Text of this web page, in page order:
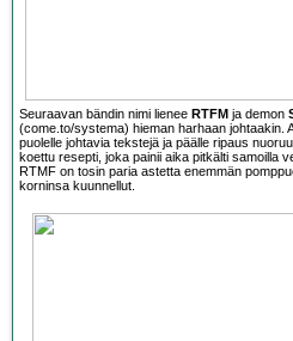
Seuraavan bändin nimi lienee RTFM ja demon
(come.to/systema) hieman harhaan johtaakin.
puolelle johtavia tekstejä ja päälle ripaus
koettu resepti, joka painii aika pitkälti samoilla
RTMF on tosin paria astetta enemmän
korninsa kuunnellut.